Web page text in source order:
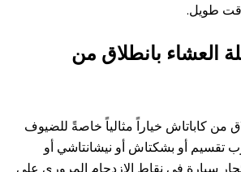
طويل.
العشاء بانطلاق من
من كاباتاش خياراً مثالياً خاصةً للضيوف
تقسيم أو بشكتاش أو نيشانتاشي أو